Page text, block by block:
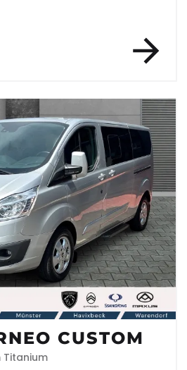
CUSTOM
Titanium